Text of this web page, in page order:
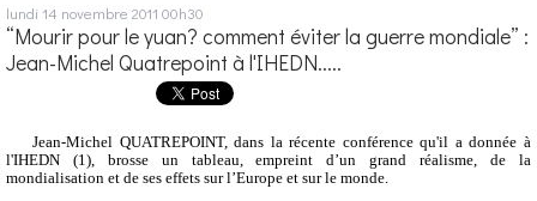
lundi 14 novembre 2011 00h30
“Mourir pour le yuan? comment éviter la guerre mondiale” :
Jean-Michel Quatrepoint à l'IHEDN.....
Jean-Michel QUATREPOINT, dans la récente conférence qu'il a donnée à
l'IHEDN (1), brosse un tableau, empreint d’un grand réalisme, de la
mondialisation et de ses effets sur l’Europe et sur le monde.